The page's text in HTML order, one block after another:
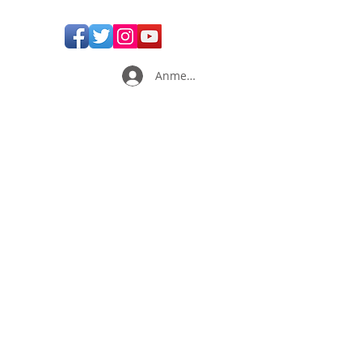
Anmelden